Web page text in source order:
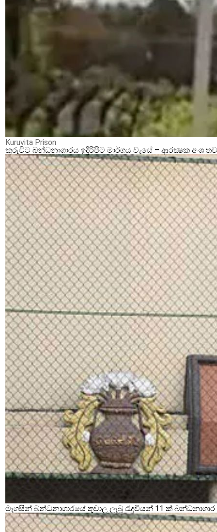
Kuruvita Prison
කුරුවිට බන්ධනාගාරය ඉදිරිපිට මාර්ගය වැසේ – ආරක්‍ෂක අංශ
මැගසින් බන්ධනාගාරයේ තුවාල ලැබූ රැදවියන් 11 ක්